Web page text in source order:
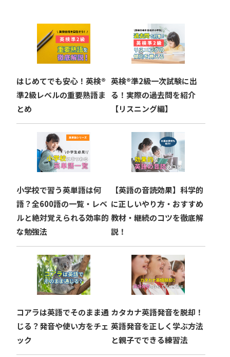
ョ
ン
はじめてでも安心！英検®︎
準2級レベルの重要熟語ま
とめ
英検®︎準2級一次試験に出
る！実際の過去問を紹介
【リスニング編】
小学校で習う英単語は何
語？全600語の一覧・レベ
ルと絶対覚えられる効率的
な勉強法
【英語の音読効果】科学的
に正しいやり方・おすすめ
教材・継続のコツを徹底解
説！
コアラは英語でそのまま通
じる？発音や使い方をチェ
ック
カタカナ英語発音を脱却！
英語発音を正しく学ぶ方法
と親子でできる練習法